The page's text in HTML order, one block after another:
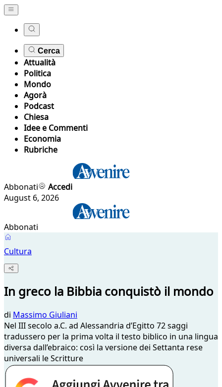
Cerca
Attualità
Politica
Mondo
Agorà
Podcast
Chiesa
Idee e Commenti
Economia
Rubriche
Abbonati
Accedi
August 6, 2026
Abbonati
Cultura
In greco la Bibbia conquistò il mondo
di Massimo Giuliani
Nel III secolo a.C. ad Alessandria d’Egitto 72 saggi
tradussero per la prima volta il testo biblico in una lingua
diversa dall’ebraico: così la versione dei Settanta rese
universali le Scritture